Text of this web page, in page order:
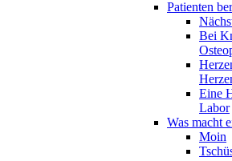
Patienten
Bei
Eine
Labor
Was macht
Moin